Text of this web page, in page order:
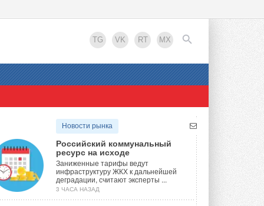
TG VK RT MX
EN
Новости рынка
Российский коммунальный
ресурс на исходе
Заниженные тарифы ведут
инфраструктуру ЖКХ к дальнейшей
деградации, считают эксперты ...
3 ЧАСА НАЗАД